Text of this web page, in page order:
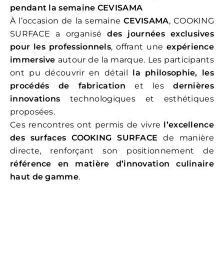
pendant la semaine CEVISAMA
À l’occasion de la semaineCEVISAMA, COOKING
SURFACE a organisédes journées exclusives
pour les professionnels, offrant une expérience
immersive autour de la marque. Les participants
ont pu découvrir en détail la philosophie, les
procédés de fabrication et lesdernières
innovations technologiques et esthétiques
proposées.
Ces rencontres ont permis de vivre l’excellence
des surfaces COOKING SURFACE de manière
directe, renforçant son positionnement de
référence en matière d’innovation culinaire
haut de gamme.